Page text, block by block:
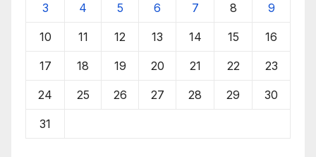
3 4 5 6 7 8 9
10 11 12 13 14 15 16
17 18 19 20 21 22 23
24 25 26 27 28 29 30
31